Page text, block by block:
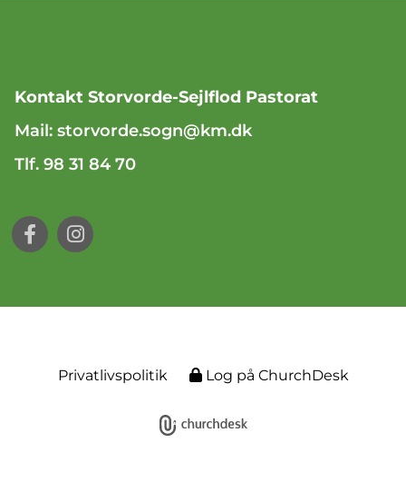
Kontakt Storvorde-Sejlflod Pastorat
Mail: storvorde.sogn@km.dk
Tlf. 98 31 84 70
Privatlivspolitik Log på ChurchDesk